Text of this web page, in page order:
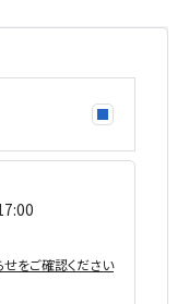
をご確認ください